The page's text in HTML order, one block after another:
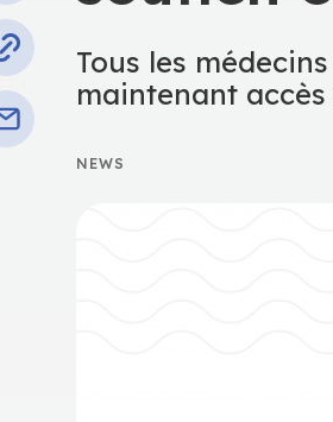
Tous les
maintenant
NEWS